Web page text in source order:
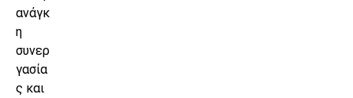
ανάγκ
η
συνερ
γασία
ς και